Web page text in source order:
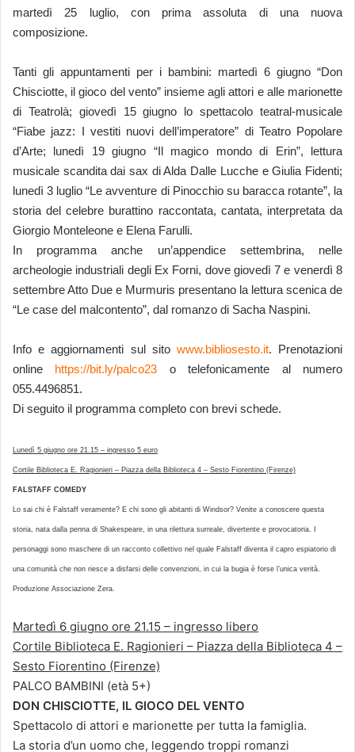
martedì 25 luglio, con prima assoluta di una nuova
composizione.
Tanti gli appuntamenti per i bambini: martedì 6 giugno “Don
Chisciotte, il gioco del vento” insieme agli attori e alle marionette
di Teatrolà; giovedì 15 giugno lo spettacolo teatral-musicale
“Fiabe jazz: I vestiti nuovi dell’imperatore” di Teatro Popolare
d’Arte; lunedì 19 giugno “Il magico mondo di Erin”, lettura
musicale scandita dai sax di Alda Dalle Lucche e Giulia Fidenti;
lunedì 3 luglio “Le avventure di Pinocchio su baracca rotante”, la
storia del celebre burattino raccontata, cantata, interpretata da
Giorgio Monteleone e Elena Farulli.
In programma anche un’appendice settembrina, nelle
archeologie industriali degli Ex Forni, dove giovedì 7 e venerdì 8
settembre Atto Due e Murmuris presentano la lettura scenica de
“Le case del malcontento”, dal romanzo di Sacha Naspini.
Info e aggiornamenti sul sito www.bibliosesto.it. Prenotazioni
online https://bit.ly/palco23 o telefonicamente al numero
055.4496851.
Di seguito il programma completo con brevi schede.
Lunedì 5 giugno ore 21.15 – ingresso 5 euro
Cortile Biblioteca E. Ragionieri – Piazza della Biblioteca 4 – Sesto Fiorentino (Firenze)
FALSTAFF COMEDY
Lo sai chi è Falstaff veramente? E chi sono gli abitanti di Windsor? Venite a conoscere questa
storia, nata dalla penna di Shakespeare, in una rilettura surreale, divertente e provocatoria. I
personaggi sono maschere di un racconto collettivo nel quale Falstaff diventa il capro espiatorio di
una comunità che non riesce a disfarsi delle convenzioni, in cui la bugia è forse l’unica verità.
Produzione Associazione Zera.
Martedì 6 giugno ore 21.15 – ingresso libero
Cortile Biblioteca E. Ragionieri – Piazza della Biblioteca 4 –
Sesto Fiorentino (Firenze)
PALCO BAMBINI (età 5+)
DON CHISCIOTTE, IL GIOCO DEL VENTO
Spettacolo di attori e marionette per tutta la famiglia.
La storia d’un uomo che, leggendo troppi romanzi